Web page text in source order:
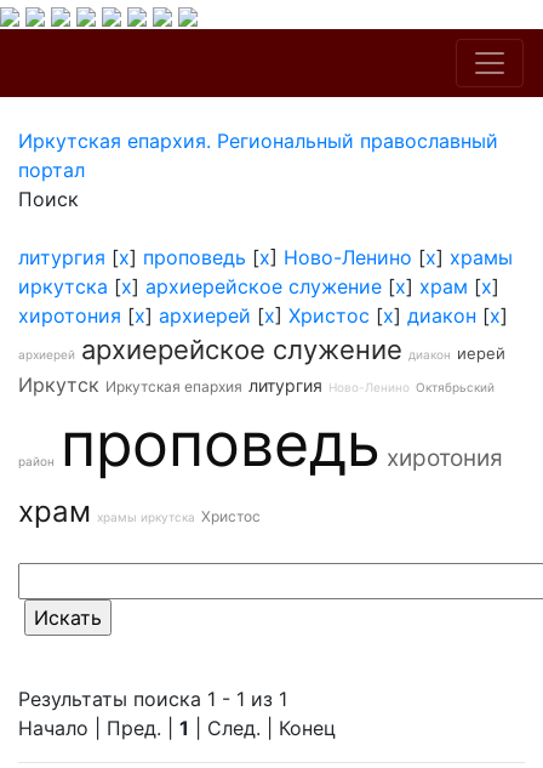
Иркутская епархия. Региональный православный
портал
Поиск
литургия [x] проповедь [x] Ново-Ленино [x] храмы
иркутска [x] архиерейское служение [x] храм [x]
хиротония [x] архиерей [x] Христос [x] диакон [x]
архиерей архиерейское служение диакон иерей
Иркутск Иркутская епархия литургия Ново-Ленино Октябрьский
район проповедь хиротония
храм храмы иркутска Христос
Результаты поиска 1 - 1 из 1
Начало | Пред. | 1 | След. | Конец